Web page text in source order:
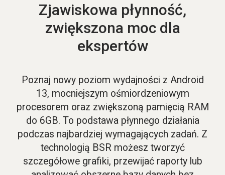
Zjawiskowa płynność,
zwiększona moc dla
ekspertów
Poznaj nowy poziom wydajności z Android
13, mocniejszym ośmiordzeniowym
procesorem oraz zwiększoną pamięcią RAM
do 6GB. To podstawa płynnego działania
podczas najbardziej wymagających zadań. Z
technologią BSR możesz tworzyć
szczegółowe grafiki, przewijać raporty lub